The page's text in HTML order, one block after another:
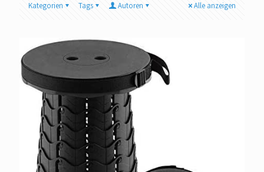
Kategorien Tags Autoren Alle anzeigen